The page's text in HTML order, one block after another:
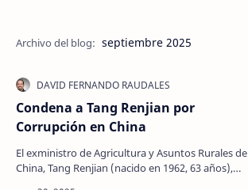
septiembre 2025
Condena a Tang Renjian por
Corrupción en China
El exministro de Agricultura y Asuntos Rurales de
China, Tang Renjian (nacido en 1962, 63 años),